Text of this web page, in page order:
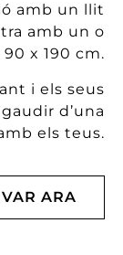
amb un llit
amb un o
x 190 cm.
i els seus
d’una
els teus.
ARA